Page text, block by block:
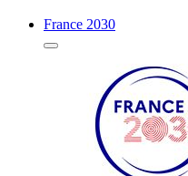
France 2030